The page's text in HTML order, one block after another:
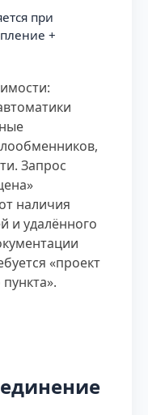
при
+
Запрос
наличия
и удалённого
«проект